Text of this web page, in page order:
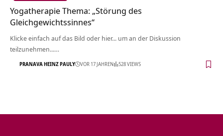
Yogatherapie Thema: „Störung des
Gleichgewichtssinnes“
Klicke einfach auf das Bild oder hier... um an der Diskussion
teilzunehmen...…
PRANAVA HEINZ PAULY VOR 17 JAHREN 528 VIEWS